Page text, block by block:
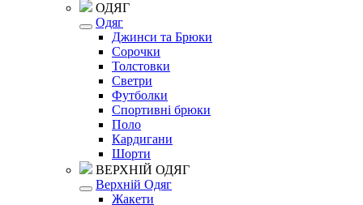
ОДЯГ
Одяг
Джинси та Брюки
Сорочки
Толстовки
Светри
Футболки
Спортивні брюки
Поло
Кардигани
Шорти
ВЕРХНІЙ ОДЯГ
Верхній Одяг
Жакети